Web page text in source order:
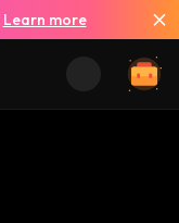
Learn more